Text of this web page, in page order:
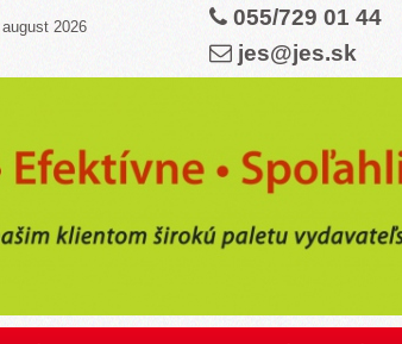
2026
055/729 01 44
jes@jes.sk